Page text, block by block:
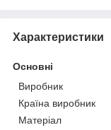
Характеристики
Основні
Виробник
Країна виробник
Матеріал